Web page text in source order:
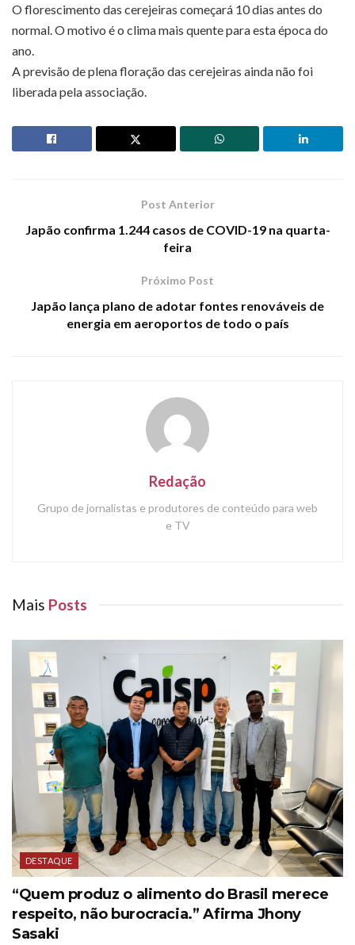
O florescimento das cerejeiras começará 10 dias antes do
normal. O motivo é o clima mais quente para esta época do
ano.
A previsão de plena floração das cerejeiras ainda não foi
liberada pela associação.
Post Anterior
Japão confirma 1.244 casos de COVID-19 na quarta-
feira
Próximo Post
Japão lança plano de adotar fontes renováveis de
energia em aeroportos de todo o país
Redação
Grupo de jornalistas e produtores de conteúdo para web
e TV
Mais Posts
DESTAQUE
“Quem produz o alimento do Brasil merece
respeito, não burocracia.” Afirma Jhony
Sasaki